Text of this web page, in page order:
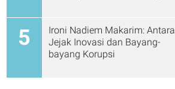
5
Ironi Nadiem Makarim: Antara
Jejak Inovasi dan Bayang-
bayang Korupsi